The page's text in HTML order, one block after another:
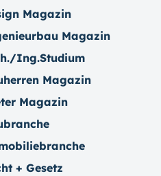
Magazin
Magazin
Ing.Studium
Magazin
Magazin
+ Gesetz